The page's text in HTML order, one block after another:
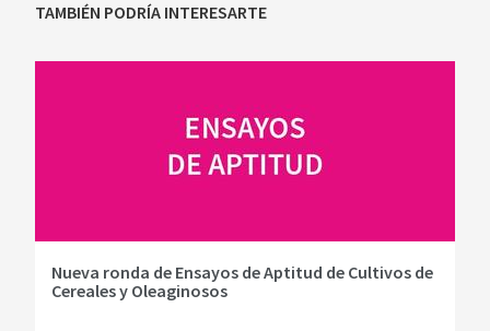
TAMBIÉN PODRÍA INTERESARTE
Nueva ronda de Ensayos de Aptitud de Cultivos de
Cereales y Oleaginosos